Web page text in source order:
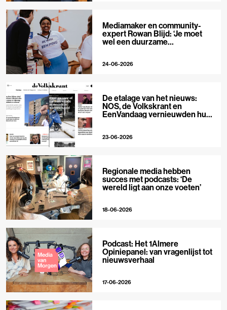
Mediamaker en community-
expert Rowan Blijd: ‘Je moet
wel een duurzame
24-06-2026
De etalage van het nieuws:
NOS, de Volkskrant en
EenVandaag vernieuwden hun
23-06-2026
Regionale media hebben
succes met podcasts: ‘De
wereld ligt aan onze voeten’
18-06-2026
Podcast: Het 1Almere
Opiniepanel: van vragenlijst tot
nieuwsverhaal
17-06-2026